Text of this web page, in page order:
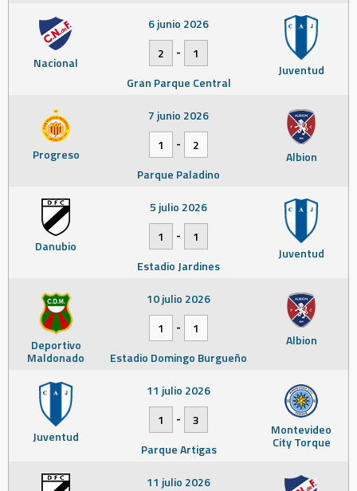
Nacional Juventud
6 junio 2026
2
-
1
Gran Parque Central
Progreso Albion
7 junio 2026
1
-
2
Parque Paladino
Danubio Juventud
5 julio 2026
1
-
1
Estadio Jardines
Deportivo
Maldonado
Albion
10 julio 2026
1
-
1
Estadio Domingo Burgueño
Juventud Montevideo
City Torque
11 julio 2026
1
-
3
Parque Artigas
11 julio 2026